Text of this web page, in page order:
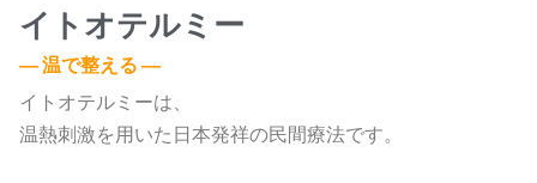
イトオテルミー
― 温で整える ―
イトオテルミーは、
温熱刺激を用いた日本発祥の民間療法です。